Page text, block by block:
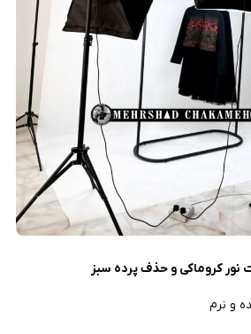
نور کروماکی و حذف پرده سبز
و نرم